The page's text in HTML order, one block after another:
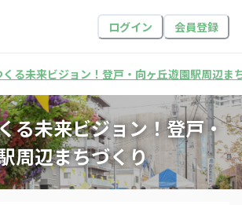
ログイン 会員登録
くる未来ビジョン！登戸・向ヶ丘遊園駅周辺ま
る未来ビジョン！登戸・
周辺まちづくり